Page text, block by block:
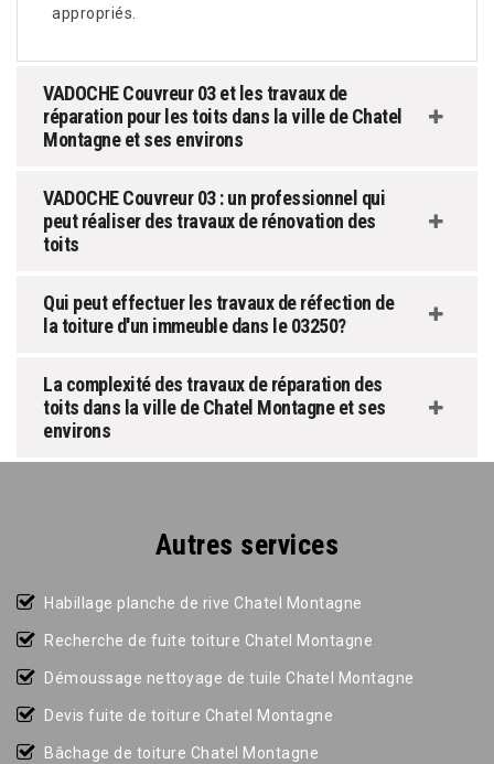
appropriés.
VADOCHE Couvreur 03 et les travaux de
réparation pour les toits dans la ville de Chatel
Montagne et ses environs
VADOCHE Couvreur 03 : un professionnel qui
peut réaliser des travaux de rénovation des
toits
Qui peut effectuer les travaux de réfection de
la toiture d'un immeuble dans le 03250?
La complexité des travaux de réparation des
toits dans la ville de Chatel Montagne et ses
environs
Autres services
Habillage planche de rive Chatel Montagne
Recherche de fuite toiture Chatel Montagne
Démoussage nettoyage de tuile Chatel Montagne
Devis fuite de toiture Chatel Montagne
Bâchage de toiture Chatel Montagne